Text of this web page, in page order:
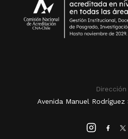
Dirección
Avenida Manuel Rodríguez